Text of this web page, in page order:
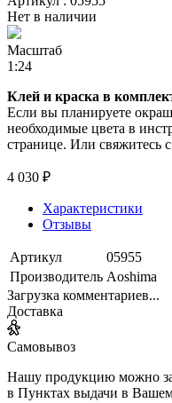
Нет в наличии
Масштаб
1:24
Клей и краска в
Если вы планируете
необходимые цвета в
странице. Или свяжитесь
4 030 ₽
Характеристики
Отзывы
Артикул
05955
Производитель Aoshima
Загрузка комментариев...
Доставка
Самовывоз
Нашу продукцию можно
в Пунктах выдачи в